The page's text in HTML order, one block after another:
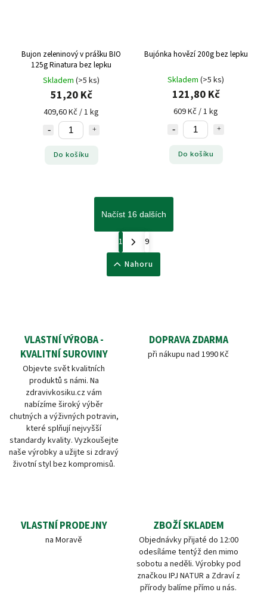
Bujon zeleninový v prášku BIO
125g Rinatura bez lepku
Skladem (>5 ks)
51,20 Kč
409,60 Kč / 1 kg
Do košíku
Bujónka hovězí 200g bez lepku
Skladem (>5 ks)
121,80 Kč
609 Kč / 1 kg
Do košíku
Načíst 16 dalších
1
9
Nahoru
VLASTNÍ VÝROBA -
KVALITNÍ SUROVINY
Objevte svět kvalitních
produktů s námi. Na
zdravivkosiku.cz vám
nabízíme široký výběr
chutných a výživných potravin,
které splňují nejvyšší
standardy kvality. Vyzkoušejte
naše výrobky a užijte si zdravý
životní styl bez kompromisů.
DOPRAVA ZDARMA
při nákupu nad 1990 Kč
VLASTNÍ PRODEJNY
na Moravě
ZBOŽÍ SKLADEM
Objednávky přijaté do 12:00
odesíláme tentýž den mimo
sobotu a neděli. Výrobky pod
značkou IPJ NATUR a Zdraví z
přírody balíme přímo u nás.